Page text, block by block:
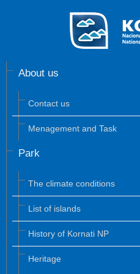
About us
Contact us
Menagement and Task
Park
The climate conditions
List of islands
History of Kornati NP
Heritage